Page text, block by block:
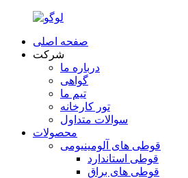
صفحه اصلی
شرکت
درباره ما
گواهی
تیم ما
تور کارخانه
سوالات متداول
محصولات
قوطی های آلومینیومی
قوطی استاندارد
قوطی های براق